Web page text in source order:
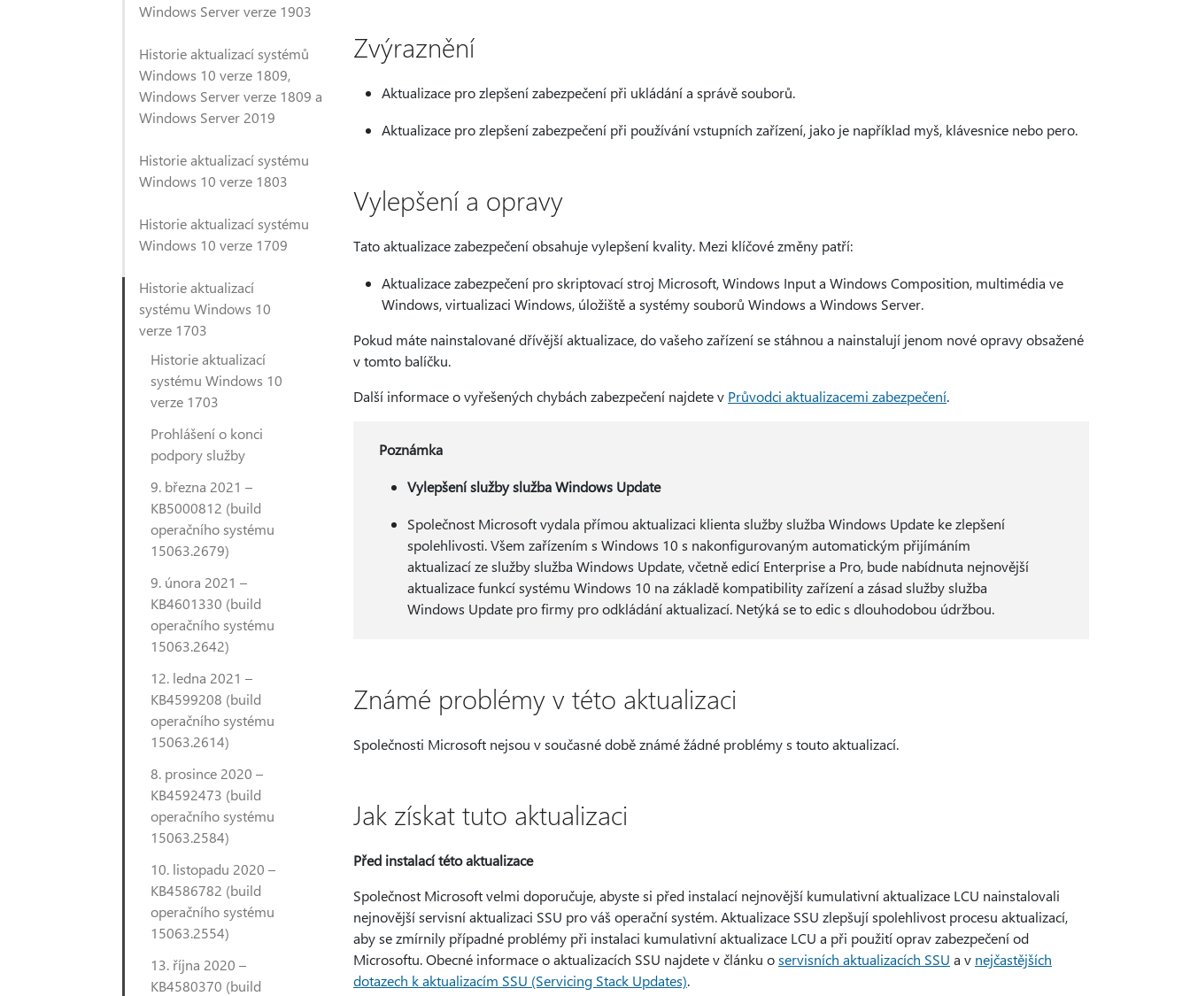
Windows Server verze 1903
Historie aktualizací systémů
Windows 10 verze 1809,
Windows Server verze 1809 a
Windows Server 2019
Historie aktualizací systému
Windows 10 verze 1803
Historie aktualizací systému
Windows 10 verze 1709
Historie aktualizací
systému Windows 10
verze 1703
Historie aktualizací
systému Windows 10
verze 1703
Prohlášení o konci
podpory služby
9. března 2021 –
KB5000812 (build
operačního systému
15063.2679)
9. února 2021 –
KB4601330 (build
operačního systému
15063.2642)
12. ledna 2021 –
KB4599208 (build
operačního systému
15063.2614)
8. prosince 2020 –
KB4592473 (build
operačního systému
15063.2584)
10. listopadu 2020 –
KB4586782 (build
operačního systému
15063.2554)
13. října 2020 –
KB4580370 (build
Zvýraznění
Aktualizace pro zlepšení zabezpečení při ukládání a správě souborů.
Aktualizace pro zlepšení zabezpečení při používání vstupních zařízení, jako je například myš, klávesnice nebo pero.
Vylepšení a opravy
Tato aktualizace zabezpečení obsahuje vylepšení kvality. Mezi klíčové změny patří:
Aktualizace zabezpečení pro skriptovací stroj Microsoft, Windows Input a Windows Composition, multimédia ve
Windows, virtualizaci Windows, úložiště a systémy souborů Windows a Windows Server.
Pokud máte nainstalované dřívější aktualizace, do vašeho zařízení se stáhnou a nainstalují jenom nové opravy obsažené
v tomto balíčku.
Další informace o vyřešených chybách zabezpečení najdete v Průvodci aktualizacemi zabezpečení.
Poznámka
Vylepšení služby služba Windows Update
Společnost Microsoft vydala přímou aktualizaci klienta služby služba Windows Update ke zlepšení
spolehlivosti. Všem zařízením s Windows 10 s nakonfigurovaným automatickým přijímáním
aktualizací ze služby služba Windows Update, včetně edicí Enterprise a Pro, bude nabídnuta nejnovější
aktualizace funkcí systému Windows 10 na základě kompatibility zařízení a zásad služby služba
Windows Update pro firmy pro odkládání aktualizací. Netýká se to edic s dlouhodobou údržbou.
Známé problémy v této aktualizaci
Společnosti Microsoft nejsou v současné době známé žádné problémy s touto aktualizací.
Jak získat tuto aktualizaci
Před instalací této aktualizace
Společnost Microsoft velmi doporučuje, abyste si před instalací nejnovější kumulativní aktualizace LCU nainstalovali
nejnovější servisní aktualizaci SSU pro váš operační systém. Aktualizace SSU zlepšují spolehlivost procesu aktualizací,
aby se zmírnily případné problémy při instalaci kumulativní aktualizace LCU a při použití oprav zabezpečení od
Microsoftu. Obecné informace o aktualizacích SSU najdete v článku oservisních aktualizacích SSU a v nejčastějších
dotazech k aktualizacím SSU (Servicing Stack Updates).